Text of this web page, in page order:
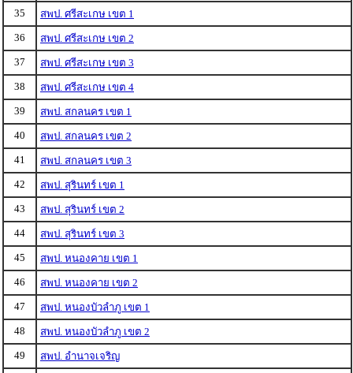
35
สพป. ศรีสะเกษ เขต 1
36
สพป. ศรีสะเกษ เขต 2
37
สพป. ศรีสะเกษ เขต 3
38
สพป. ศรีสะเกษ เขต 4
39
สพป. สกลนคร เขต 1
40
สพป. สกลนคร เขต 2
41
สพป. สกลนคร เขต 3
42
สพป. สุรินทร์ เขต 1
43
สพป. สุรินทร์ เขต 2
44
สพป. สุรินทร์ เขต 3
45
สพป. หนองคาย เขต 1
46
สพป. หนองคาย เขต 2
47
สพป. หนองบัวลำภู เขต 1
48
สพป. หนองบัวลำภู เขต 2
49
สพป. อำนาจเจริญ